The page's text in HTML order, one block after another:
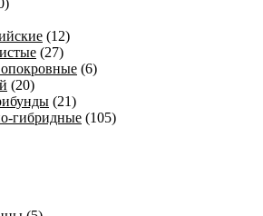
(12)
(27)
(6)
(20)
(21)
гибридные (105)